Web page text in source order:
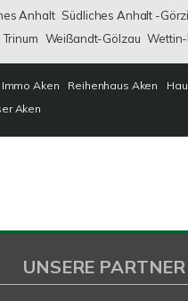
Anhalt Südliches Anhalt -
Trinum Weißandt-Gölzau
Immo Aken Reihenhaus Aken
Aken
UNSERE